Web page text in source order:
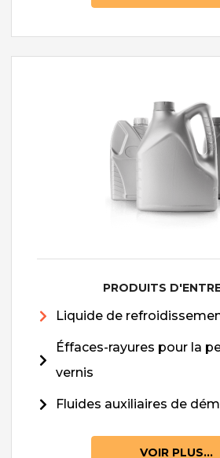
PRODUITS
Liquide de
Éffaces-rayures pour la
vernis
Fluides auxiliaires de
VOIR PLUS...